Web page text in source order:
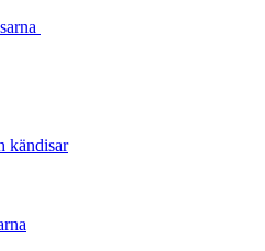
kändisar